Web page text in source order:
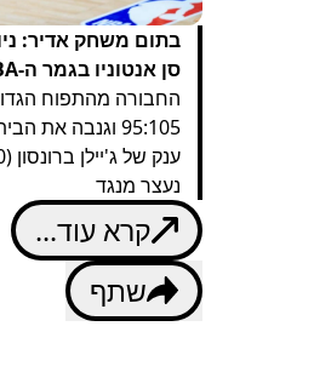
סן אנטוניו בגמר ה-NBA
החבורה מהתפוח
95:105 וגנבה
נעצר מנגד
קרא עוד...
שתף